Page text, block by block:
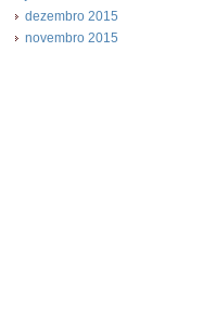
dezembro 2015
novembro 2015